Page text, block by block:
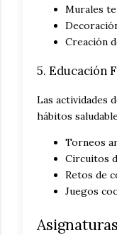
Murales
Creación
5. Educación
Las actividades
hábitos
Torneos
Circuitos
Retos de
Juegos